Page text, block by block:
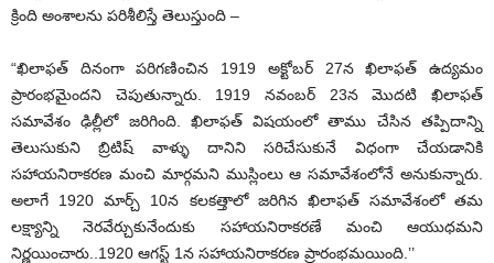
క్రింది అంశాలను పరిశీలిస్తే తెలుస్తుంది –
“ఖిలాఫత్ దినంగా పరిగణించిన 1919 అక్టోబర్ 27న ఖిలాఫత్ ఉద్యమం
ప్రారంభమైందని చెపుతున్నారు. 1919 నవంబర్ 23న మొదటి ఖిలాఫత్
సమావేశం ఢిల్లీలో జరిగింది. ఖిలాఫత్ విషయంలో తాము చేసిన తప్పిదాన్ని
తెలుసుకుని బ్రిటిష్ వాళ్ళు దానిని సరిచేసుకునే విధంగా చేయడానికి
సహాయనిరాకరణ మంచి మార్గమని ముస్లింలు ఆ సమావేశంలోనే అనుకున్నారు.
అలాగే 1920 మార్చ్ 10న కలకత్తాలో జరిగిన ఖిలాఫత్ సమావేశంలో తమ
లక్ష్యాన్ని నెరవేర్చుకునేందుకు సహాయనిరాకరణే మంచి ఆయుధమని
నిర్ణయించారు..1920 ఆగస్ట్ 1న సహాయనిరాకరణ ప్రారంభమయింది.’’